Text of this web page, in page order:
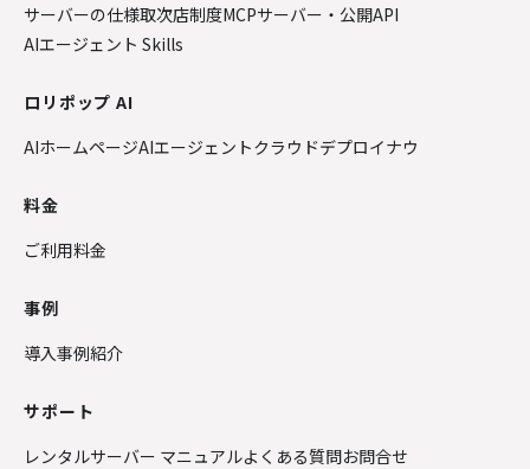
サーバーの仕様取次店制度MCPサーバー・公開API
AIエージェント Skills
ロリポップ AI
AIホームページAIエージェントクラウドデプロイナウ
料金
ご利用料金
事例
導入事例紹介
サポート
レンタルサーバー マニュアルよくある質問お問合せ